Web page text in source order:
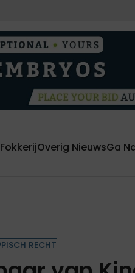
FokkerijOverig NieuwsGa
RECHT